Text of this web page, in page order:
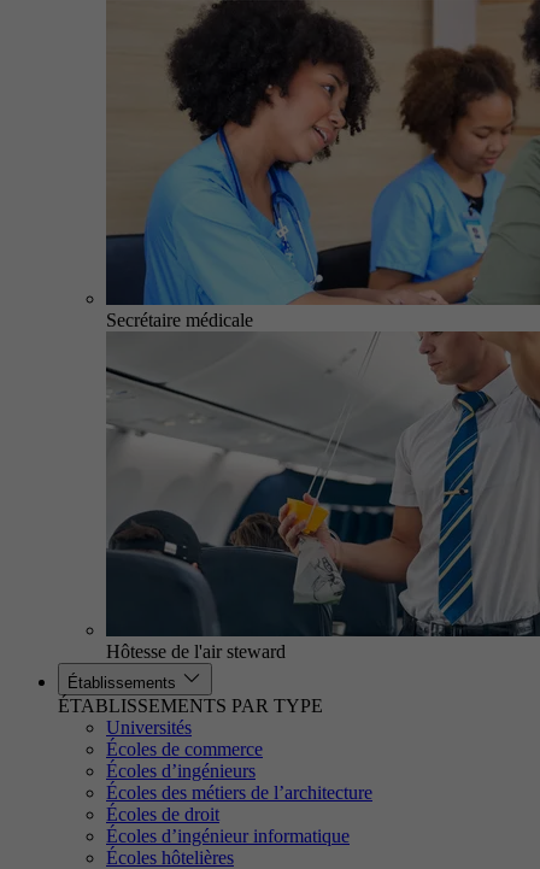
Secrétaire médicale
Hôtesse de l'air steward
Établissements
ÉTABLISSEMENTS PAR TYPE
Universités
Écoles de commerce
Écoles d’ingénieurs
Écoles des métiers de l’architecture
Écoles de droit
Écoles d’ingénieur informatique
Écoles hôtelières